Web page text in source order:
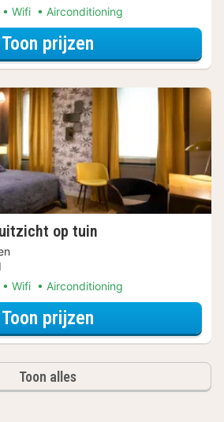
Wifi Airconditioning
Toon prijzenvoor Beleef de
op tuin
Wifi Airconditioning
Toon prijzenvoor Beleef de
Toon alles